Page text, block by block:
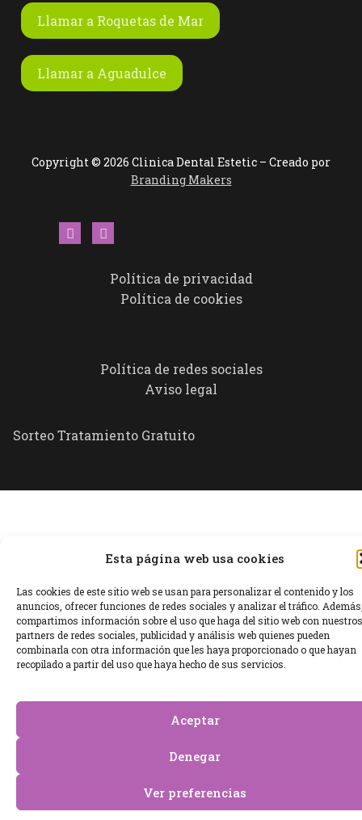
Esta página web usa cookies
Las cookies de este sitio web se usan para personalizar el contenido y los
anuncios, ofrecer funciones de redes sociales y analizar el tráfico.
compartimos información sobre el uso que haga del sitio web con nuestros
partners de redes sociales, publicidad y análisis web quienes pueden
combinarla con otra información que les haya proporcionado o que hayan
recopilado a partir del uso que haya hecho de sus servicios.
Aceptar
Denegar
Ver preferencias
Llamar a Roquetas de Mar
Llamar a Aguadulce
Copyright © 2026 Clinica Dental Estetic – Creado por
Branding Makers
Política de privacidad
Política de cookies
Política de redes sociales
Aviso legal
Sorteo Tratamiento Gratuito